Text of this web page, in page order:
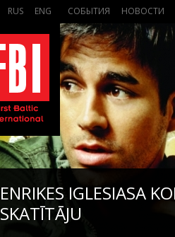
RUS ENG СОБЫТИЯ НОВОСТИ
ENRIKES IGLESIASA
SKATĪTĀJU